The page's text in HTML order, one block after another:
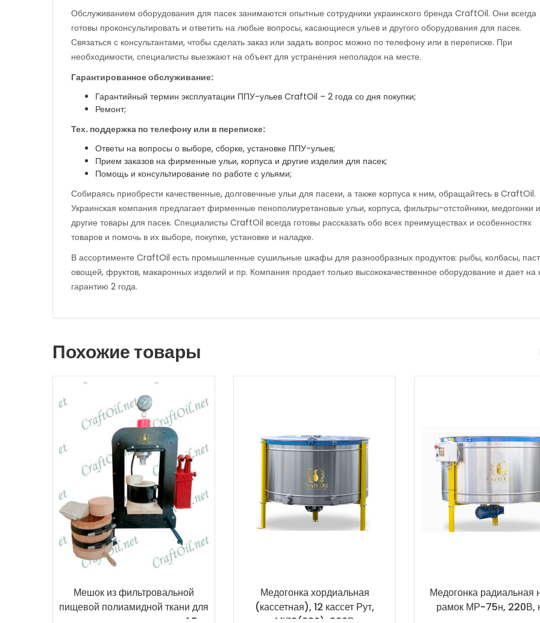
Обслуживанием оборудования для пасек занимаются опытные сотрудники украинского бренда CraftOil. Они всегда
готовы проконсультировать и ответить на любые вопросы, касающиеся ульев и другого оборудования для пасек.
Связаться с консультантами, чтобы сделать заказ или задать вопрос можно по телефону или в переписке. При
необходимости, специалисты выезжают на объект для устранения неполадок на месте.
Гарантированное обслуживание:
Гарантийный термин эксплуатации ППУ-ульев CraftOil – 2 года со дня покупки;
Ремонт;
Тех. поддержка по телефону или в переписке:
Ответы на вопросы о выборе, сборке, установке ППУ-ульев;
Прием заказов на фирменные ульи, корпуса и другие изделия для пасек;
Помощь и консультирование по работе с ульями;
Собираясь приобрести качественные, долговечные ульи для пасеки, а также корпуса к ним, обращайтесь в CraftOil.
Украинская компания предлагает фирменные пенополиуретановые ульи, корпуса, фильтры-отстойники, медогонки и
другие товары для пасек. Специалисты CraftOil всегда готовы рассказать обо всех преимуществах и особенностях
товаров и помочь в их выборе, покупке, установке и наладке.
В ассортименте CraftOil есть промышленные сушильные шкафы для разнообразных продуктов: рыбы, колбасы,
овощей, фруктов, макаронных изделий и пр. Компания продает только высококачественное оборудование и дает на
гарантию 2 года.
Похожие товары
Мешок из фильтровальной
пищевой полиамидной ткани для
Медогонка хордиальная
(кассетная), 12 кассет Рут,
Медогонка радиальная
рамок МР-75н, 220В,